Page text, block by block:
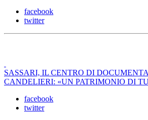
facebook
twitter
SASSARI, IL CENTRO DI
CANDELIERI: «UN PATRIMONIO DI
facebook
twitter